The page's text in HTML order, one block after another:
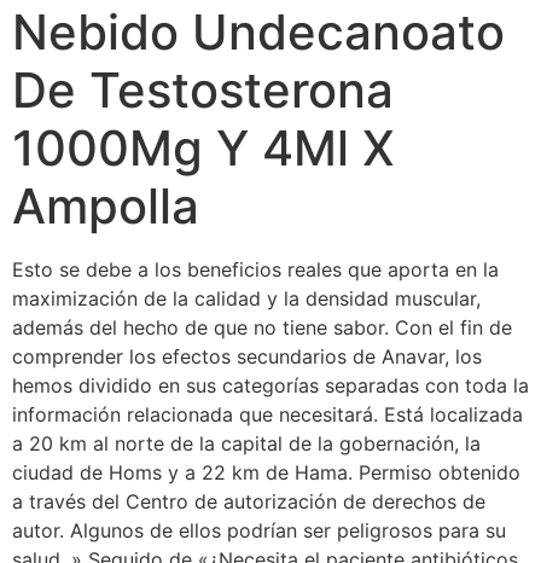
Nebido Undecanoato
De Testosterona
1000Mg Y 4Ml X
Ampolla
Esto se debe a los beneficios reales que aporta en la
maximización de la calidad y la densidad muscular,
además del hecho de que no tiene sabor. Con el fin de
comprender los efectos secundarios de Anavar, los
hemos dividido en sus categorías separadas con toda la
información relacionada que necesitará. Está localizada
a 20 km al norte de la capital de la gobernación, la
ciudad de Homs y a 22 km de Hama. Permiso obtenido
a través del Centro de autorización de derechos de
autor. Algunos de ellos podrían ser peligrosos para su